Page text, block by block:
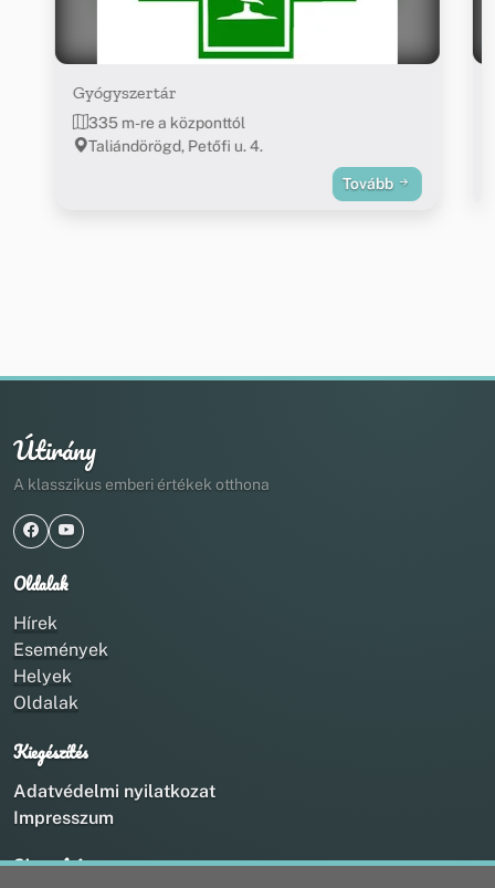
Gyógyszertár
335 m-re a központtól
Taliándörögd, Petőfi u. 4.
Tovább
Útirány
A klasszikus emberi értékek otthona
Oldalak
Hírek
Események
Helyek
Oldalak
Kiegészítés
Adatvédelmi nyilatkozat
Impresszum
Kapcsolat